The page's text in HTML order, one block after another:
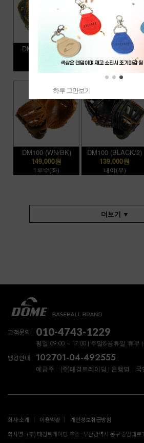
DM100 (BLACK)
139,000원
멀티,투수(좌)
DM100 (WN/BK/2)
139,000원
내야(우)
DM100 (WN/BK)
149,000원
1루수(좌)
DM100 (BLACK/2)
139,000원
내야(우)
더보기 ▼
고객문의 010-4743-1229
평일 09:00 ~ 17:00 주말&공휴일 휴무
뱅킹안내 102701-04-492555
예금주 : (주)태경트레이딩 은행명 : 국
회사 소개 이용약관
개인정보취급방침
회사명 : (주) 태경트레이딩 주소 : 부산광역시 동구 중앙대로
하루 그만보기